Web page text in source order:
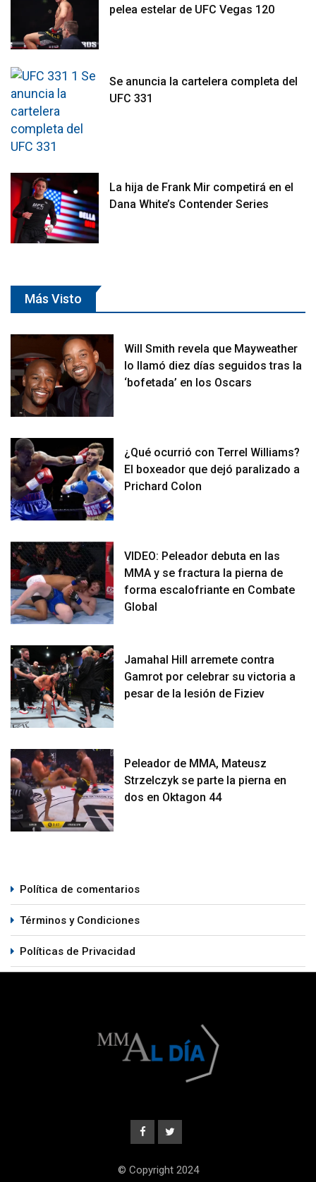
pelea estelar de UFC Vegas 120
Se anuncia la cartelera completa del
UFC 331
La hija de Frank Mir competirá en el
Dana White’s Contender Series
Más Visto
Will Smith revela que Mayweather
lo llamó diez días seguidos tras la
‘bofetada’ en los Oscars
¿Qué ocurrió con Terrel Williams?
El boxeador que dejó paralizado a
Prichard Colon
VIDEO: Peleador debuta en las
MMA y se fractura la pierna de
forma escalofriante en Combate
Global
Jamahal Hill arremete contra
Gamrot por celebrar su victoria a
pesar de la lesión de Fiziev
Peleador de MMA, Mateusz
Strzelczyk se parte la pierna en
dos en Oktagon 44
Política de comentarios
Términos y Condiciones
Políticas de Privacidad
© Copyright 2024